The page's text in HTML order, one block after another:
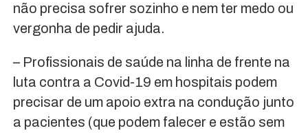
não precisa sofrer sozinho e nem ter medo ou
vergonha de pedir ajuda.
– Profissionais de saúde na linha de frente na
luta contra a Covid-19 em hospitais podem
precisar de um apoio extra na condução junto
a pacientes (que podem falecer e estão sem